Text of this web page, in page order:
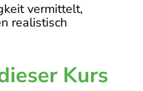
vermittelt,
realistisch
Kurs